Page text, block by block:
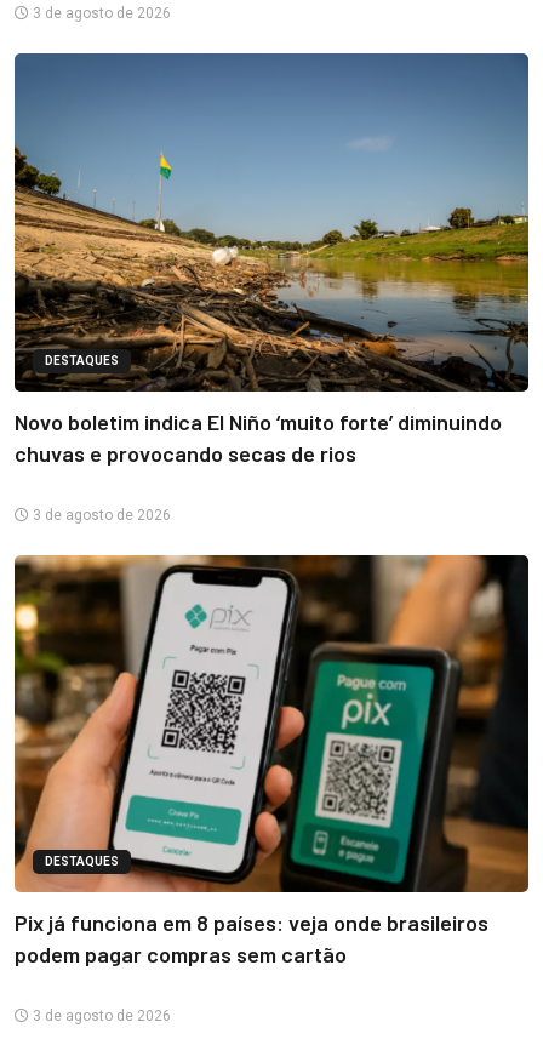
3 de agosto de 2026
DESTAQUES
Novo boletim indica El Niño ‘muito forte’ diminuindo
chuvas e provocando secas de rios
3 de agosto de 2026
DESTAQUES
Pix já funciona em 8 países: veja onde brasileiros
podem pagar compras sem cartão
3 de agosto de 2026